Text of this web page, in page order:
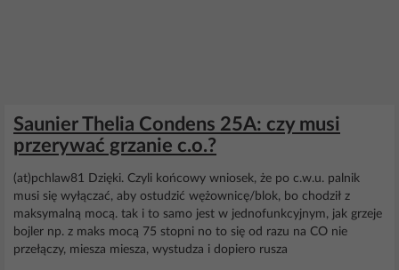
Saunier Thelia Condens 25A: czy musi
przerywać grzanie c.o.?
(at)pchlaw81 Dzięki. Czyli końcowy wniosek, że po c.w.u. palnik
musi się wyłączać, aby ostudzić wężownicę/blok, bo chodził z
maksymalną mocą. tak i to samo jest w jednofunkcyjnym, jak grzeje
bojler np. z maks mocą 75 stopni no to się od razu na CO nie
przełączy, miesza miesza, wystudza i dopiero rusza